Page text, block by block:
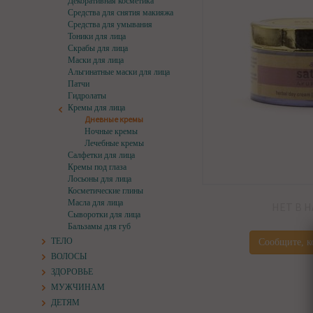
Средства для снятия макияжа
Средства для умывания
Тоники для лица
Скрабы для лица
Маски для лица
Альгинатные маски для лица
Патчи
Гидролаты
Кремы для лица
Дневные кремы
Ночные кремы
Лечебные кремы
Салфетки для лица
Кремы под глаза
Лосьоны для лица
Косметические глины
Масла для лица
Сыворотки для лица
Бальзамы для губ
ТЕЛО
ВОЛОСЫ
ЗДОРОВЬЕ
МУЖЧИНАМ
ДЕТЯМ
Сообщите,